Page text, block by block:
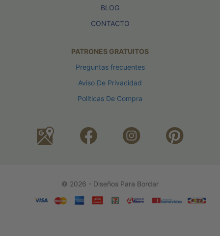
BLOG
CONTACTO
PATRONES GRATUITOS
Preguntas frecuentes
Aviso De Privacidad
Políticas De Compra
© 2026 - Diseños Para Bordar